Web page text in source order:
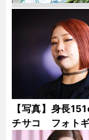
【写真】身長
チサコ フォト